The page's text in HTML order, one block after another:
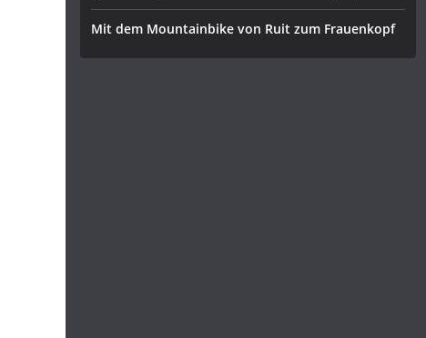
Mit dem Mountainbike von Ruit zum Frauenkopf